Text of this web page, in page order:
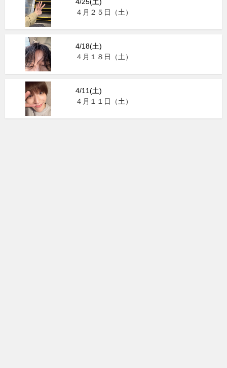
４月２５日（土）
4/18(土)
４月１８日（土）
4/11(土)
４月１１日（土）